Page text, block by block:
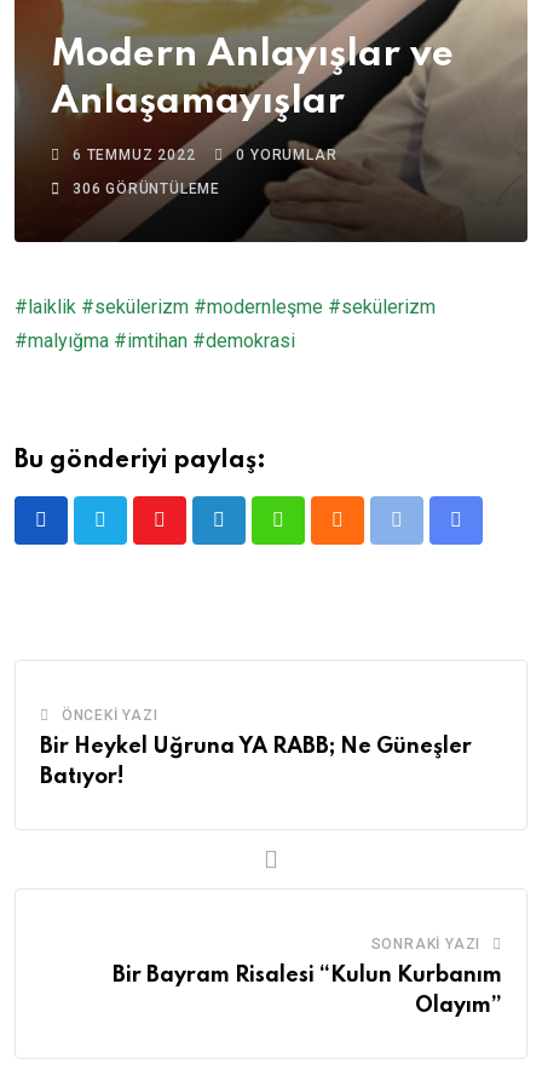
Modern Anlayışlar ve
Anlaşamayışlar
6 TEMMUZ 2022 0 YORUMLAR
306 GÖRÜNTÜLEME
#laiklik #sekülerizm #modernleşme #sekülerizm
#malyığma #imtihan #demokrasi
Bu gönderiyi paylaş:
Youtube LinkedIn WhatsappCloud Print
Share
ÖNCEKI YAZI
Bir Heykel Uğruna YA RABB; Ne Güneşler
Batıyor!
SONRAKI YAZI
Bir Bayram Risalesi “Kulun Kurbanım
Olayım”